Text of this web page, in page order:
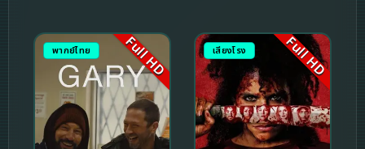
พากย์ไทย Full HD เสียงโรง Full HD